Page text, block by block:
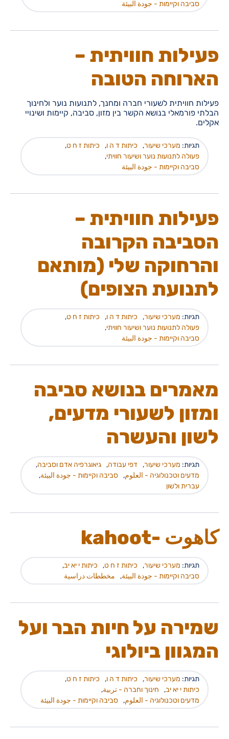
סביבה וקיימות - جودة البيئة
פעילות חוויתית –
הארוחה הטובה
פעילות חוויתית לשעורי חברה ומחנך, לתנועות נוער ולחינוך
הבלתי פורמאלי בנושא הקשר בין מזון, סביבה, קיימות ושינויי
אקלים.
תגיות: מערכי שיעור, כיתות ד ה ו, כיתות ז ח ט,
פעולה לתנועות נוער ושיעור חוויתי,
סביבה וקיימות - جودة البيئة
פעילות חוויתית –
הסביבה הקרובה
והרחוקה שלי (מותאם
לתנועת הצופים)
תגיות: מערכי שיעור, כיתות ד ה ו, כיתות ז ח ט,
פעולה לתנועות נוער ושיעור חוויתי,
סביבה וקיימות - جودة البيئة
מאמרים בנושא סביבה
ומזון לשעורי מדעים,
לשון והעשרה
תגיות: מערכי שיעור, דפי עבודה, גיאוגרפיה אדם וסביבה,
מדעים וטכנולוגיה - العلوم, סביבה וקיימות - جودة البيئة,
עברית ולשון
كاهوت -kahoot
תגיות: מערכי שיעור, כיתות ז ח ט, כיתות י יא יב,
סביבה וקיימות - جودة البيئة, مخططات دراسية
שמירה על חיות הבר ועל
המגוון ביולוגי
תגיות: מערכי שיעור, כיתות ד ה ו, כיתות ז ח ט,
כיתות י יא יב, חינוך וחברה - تربية,
מדעים וטכנולוגיה - العلوم, סביבה וקיימות - جودة البيئة